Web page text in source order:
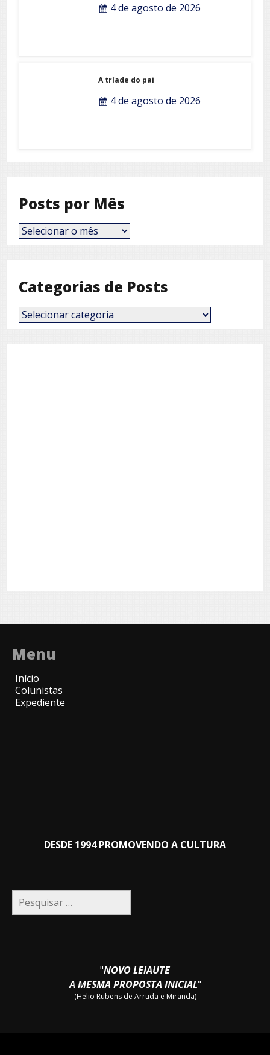
4 de agosto de 2026
A tríade do pai
4 de agosto de 2026
Posts por Mês
Posts
por
Categorias de Posts
Categorias
de
Menu
Início
Colunistas
Expediente
DESDE 1994 PROMOVENDO A CULTURA
Pesquisar
por:
"NOVO LEIAUTE
A MESMA PROPOSTA INICIAL"
(Helio Rubens de Arruda e Miranda)